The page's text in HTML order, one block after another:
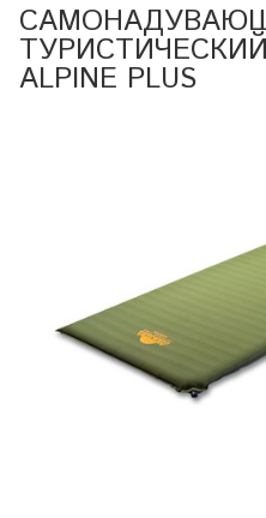
ALPINE PLUS